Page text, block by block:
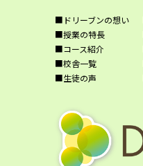
■ドリーブンの想い
■授業の特長
■コース紹介
■校舎一覧
■生徒の声